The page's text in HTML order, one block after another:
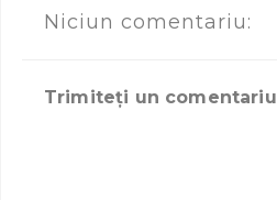
Niciun comentariu:
Trimiteți un comentariu